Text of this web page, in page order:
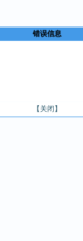
错误信息
【关闭】